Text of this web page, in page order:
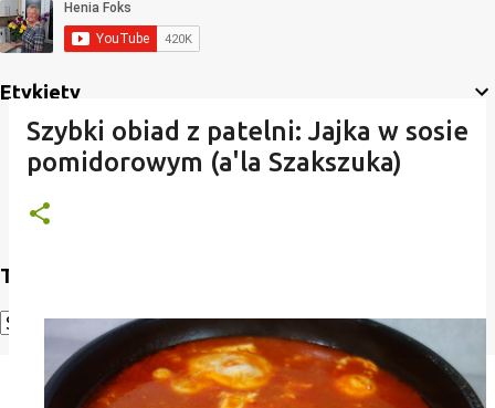
Etykiety
Translate
Powered by Translate
Szybki obiad z patelni: Jajka w sosie
pomidorowym (a'la Szakszuka)